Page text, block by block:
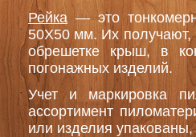
Рейка — это
50X50 мм. Их получают,
обрешетке крыш, в
погонажных изделий.
Учет и маркировка
ассортимент
или изделия упакованы,